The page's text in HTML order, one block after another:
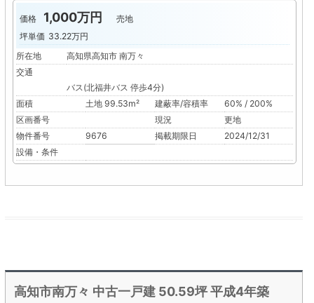
価格 1,000万円
売地
坪単価 33.22万円
所在地
高知県高知市 南万々
交通
バス(北福井バス 停歩4分)
面積
土地 99.53m² 建蔽率/容積率
60% / 200%
区画番号
現況
更地
物件番号
9676 掲載期限日
2024/12/31
設備・条件
高知市南万々 中古一戸建 50.59坪 平成4年築